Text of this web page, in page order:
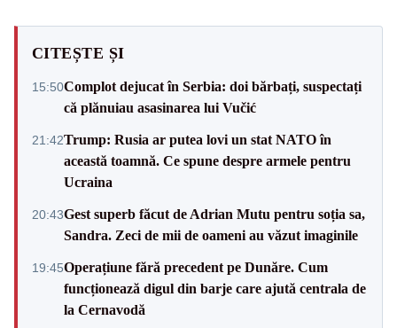
CITEȘTE ȘI
15:50Complot dejucat în Serbia: doi bărbați, suspectați
că plănuiau asasinarea lui Vučić
21:42Trump: Rusia ar putea lovi un stat NATO în
această toamnă. Ce spune despre armele pentru
Ucraina
20:43Gest superb făcut de Adrian Mutu pentru soția sa,
Sandra. Zeci de mii de oameni au văzut imaginile
19:45Operațiune fără precedent pe Dunăre. Cum
funcționează digul din barje care ajută centrala de
la Cernavodă